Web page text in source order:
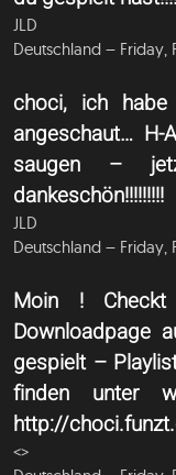
JLD
Deutschland – Friday,
choci, ich
angeschaut… H-
saugen –
dankeschön!!!!!!!!!
JLD
Deutschland – Friday,
Moin !
Downloadpage
gespielt –
finden unter
http://
<>